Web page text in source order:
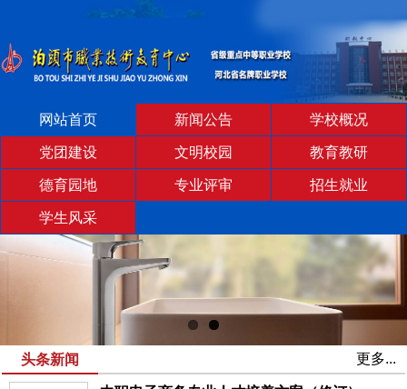
网站首页 新闻公告 学校概况
党团建设 文明校园 教育教研
德育园地 专业评审 招生就业
学生风采
更多...
头条新闻